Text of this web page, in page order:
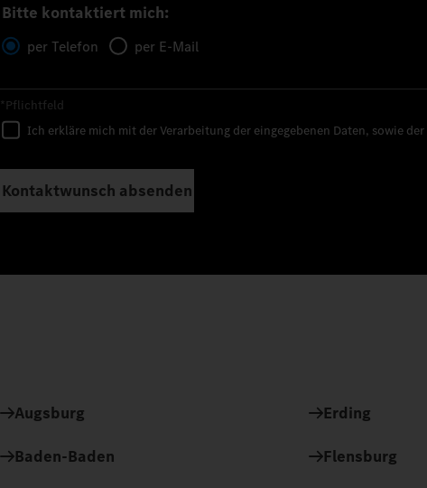
Bitte kontaktiert mich:
per Telefon per E-Mail
*Pflichtfeld
Ich erkläre mich mit der Verarbeitung der eingegebenen Daten, sowie der
Kontaktwunsch absenden
Augsburg
Baden-Baden
Erding
Flensburg